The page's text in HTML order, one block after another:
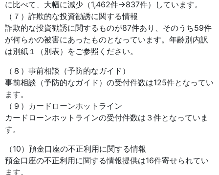
に比べて、大幅に減少（1,462件→837件）しています。
（７）詐欺的な投資勧誘に関する情報
詐欺的な投資勧誘に関するものが87件あり、そのうち59件
が何らかの被害にあったものとなっています。年齢別内訳
は別紙１（別表）をご参照ください。
（８）事前相談（予防的なガイド）
事前相談（予防的なガイド）の受付件数は125件となってい
ます。
（９）カードローンホットライン
カードローンホットラインの受付件数は３件となっていま
す。
（10）預金口座の不正利用に関する情報
預金口座の不正利用に関する情報提供は16件寄せられてい
ます。